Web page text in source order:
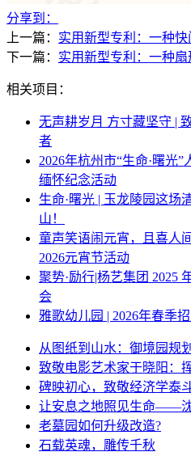
分享到：
上一篇： 实用新型专利：一种
下一篇： 实用新型专利：一种
相关项目：
无声耕岁月 方寸藏坚守 |
者
2026年杭州市“生命·曙光
缅怀纪念活动
生命·曙光 | 玉龙陵园这场
山！
童声笑语闹元宵，且喜人
2026元宵节活动
聚势·励行|杨艺集团 2025
会
雅歌幼儿园 | 2026年春季
从图纸到山水：御境园规
致敬电影艺术家于晓阳：
碑映初心，致敬经济学泰
让安息之地照见生命——
老墓园如何升级改造?
石载英魂，雕传千秋